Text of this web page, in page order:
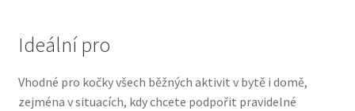
Přepravky pro psy
Purizon pro psy — Vysoký obsah masa, bez obilovin
Ideální pro
Vhodné pro kočky všech běžných aktivit v bytě i domě,
zejména v situacích, kdy chcete podpořit pravidelné